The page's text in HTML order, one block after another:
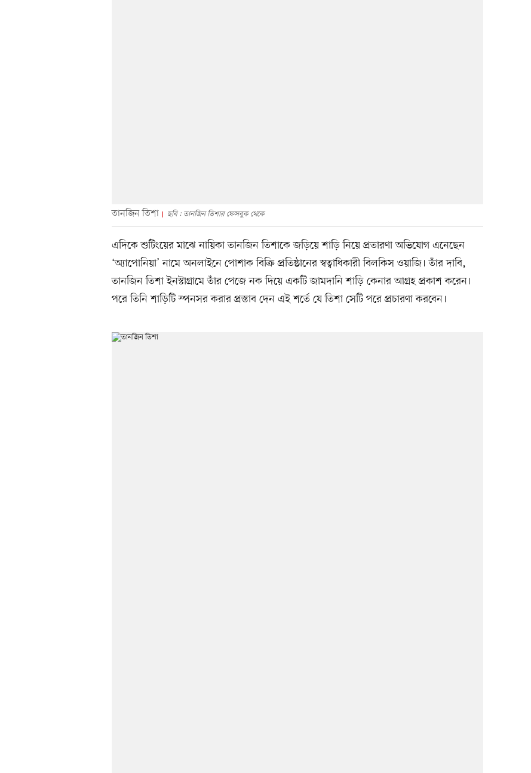
তানজিন তিশা ছবি : তানজিন তিশার ফেসবুক থেকে
এদিকে শুটিংয়ের মাঝে নায়িকা তানজিন তিশাকে জড়িয়ে শাড়ি নিয়ে প্রতারণা অভিযোগ এনেছেন
‘অ্যাপোনিয়া’ নামে অনলাইনে পোশাক বিক্রি প্রতিষ্ঠানের স্বত্বাধিকারী বিলকিস ওয়াজি। তাঁর দাবি,
তানজিন তিশা ইনস্টাগ্রামে তাঁর পেজে নক দিয়ে একটি জামদানি শাড়ি কেনার আগ্রহ প্রকাশ করেন।
পরে তিনি শাড়িটি স্পনসর করার প্রস্তাব দেন এই শর্তে যে তিশা সেটি পরে প্রচারণা করবেন।